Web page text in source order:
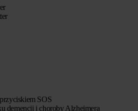
SOS
demencji i choroby Alzheimera